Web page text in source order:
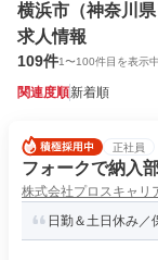
横浜市（神奈川
求人情報
109件1〜100件目を表示中
関連度順新着順
正社員
フォークで納入
株式会社プロスキャリ
日勤＆土日休み／